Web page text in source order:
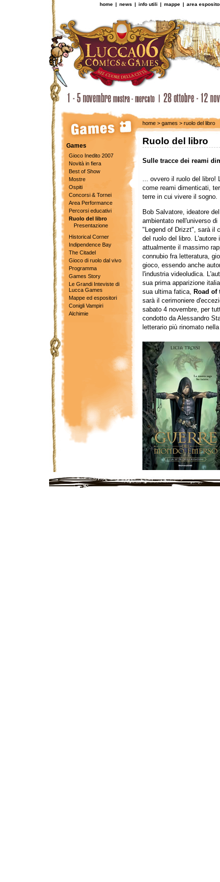
home | news | info utili | mappe | area
Games
Gioco Inedito 2007
Novità in fiera
Best of Show
Mostre
Ospiti
Concorsi & Tornei
Area Performance
Percorsi educativi
Ruolo del libro
Presentazione
Historical Corner
Indipendence Bay
The Citadel
Gioco di ruolo dal vivo
Programma
Games Story
Le Grandi Inteviste di
Lucca Games
Mappe ed espositori
Conigli Vampiri
Alchimie
home > games > ruolo del libro
Ruolo del libro
Sulle tracce dei reami
... ovvero il ruolo del libro!
come reami dimenticati,
terre in cui vivere il sogno.
Bob Salvatore, ideatore
ambientato nell'universo di
"Legend of Drizzt", sarà il
del ruolo del libro. L'autore
attualmente il massimo
connubio fra letteratura,
gioco, essendo anche
l'industria videoludica.
sua prima apparizione
sua ultima fatica, Road of
sarà il cerimoniere
sabato 4 novembre, per
condotto da Alessandro
letterario più rinomato